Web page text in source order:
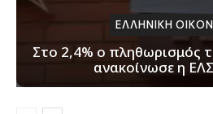
ΕΛΛΗΝΙΚΗ
Στο 2,4% ο πληθωρισμός
ανακοίνωσε η